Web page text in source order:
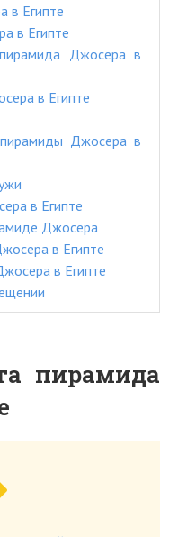
в Египте
в Египте
Джосера в
в Египте
Джосера в
в Египте
Джосера
в Египте
в Египте
пирамида